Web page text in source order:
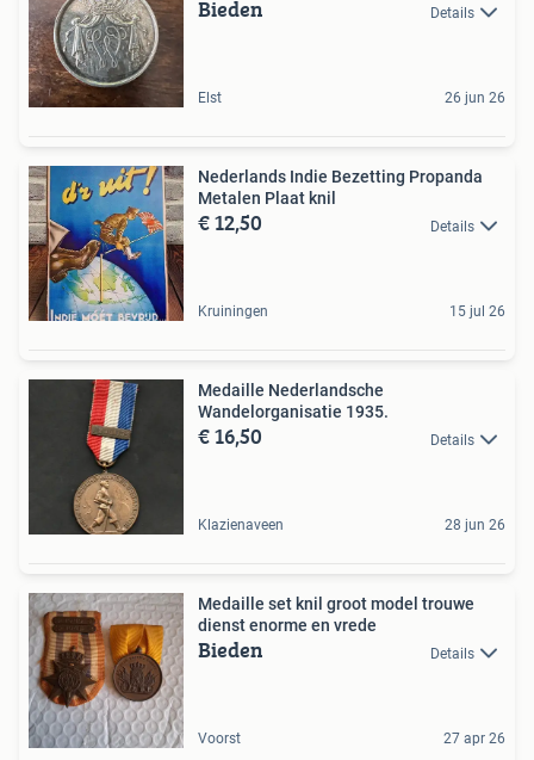
Bieden Details
Elst 26 jun 26
Nederlands Indie Bezetting Propanda
Metalen Plaat knil
€ 12,50 Details
Kruiningen 15 jul 26
Medaille Nederlandsche
Wandelorganisatie 1935.
€ 16,50 Details
Klazienaveen 28 jun 26
Medaille set knil groot model trouwe
dienst enorme en vrede
Bieden Details
Voorst 27 apr 26